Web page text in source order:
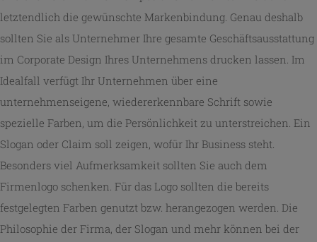
letztendlich die gewünschte Markenbindung. Genau deshalb
sollten Sie als Unternehmer Ihre gesamte Geschäftsausstattung
im Corporate Design Ihres Unternehmens drucken lassen. Im
Idealfall verfügt Ihr Unternehmen über eine
unternehmenseigene, wiedererkennbare Schrift sowie
spezielle Farben, um die Persönlichkeit zu unterstreichen. Ein
Slogan oder Claim soll zeigen, wofür Ihr Business steht.
Besonders viel Aufmerksamkeit sollten Sie auch dem
Firmenlogo schenken. Für das Logo sollten die bereits
festgelegten Farben genutzt bzw. herangezogen werden. Die
Philosophie der Firma, der Slogan und mehr können bei der